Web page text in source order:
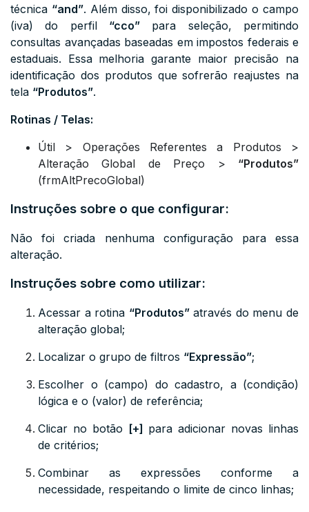
técnica “and”. Além disso, foi disponibilizado o campo
(iva) do perfil “cco” para seleção, permitindo
consultas avançadas baseadas em impostos federais e
estaduais. Essa melhoria garante maior precisão na
identificação dos produtos que sofrerão reajustes na
tela “Produtos”.
Rotinas / Telas:
Útil > Operações Referentes a Produtos >
Alteração Global de Preço > “Produtos”
(frmAltPrecoGlobal)
Instruções sobre o que configurar:
Não foi criada nenhuma configuração para essa
alteração.
Instruções sobre como utilizar:
Acessar a rotina “Produtos”através do menu de
alteração global;
Localizar o grupo de filtros “Expressão”;
Escolher o (campo) do cadastro, a (condição)
lógica e o (valor) de referência;
Clicar no botão [+] para adicionar novas linhas
de critérios;
Combinar as expressões conforme a
necessidade, respeitando o limite de cinco linhas;